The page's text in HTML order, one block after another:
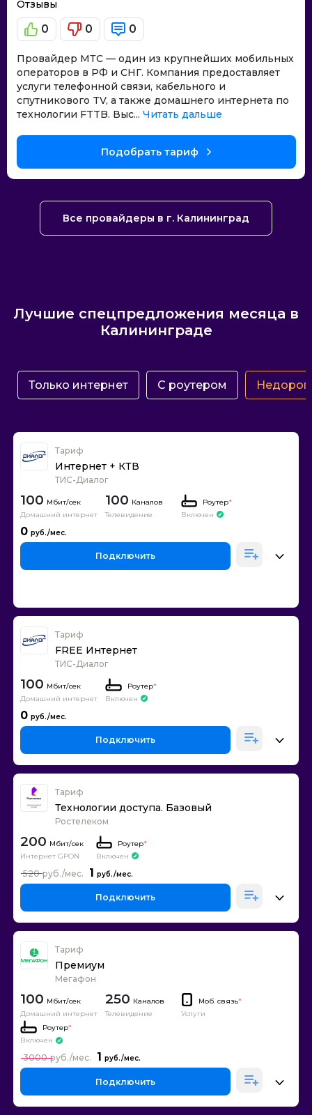
Отзывы
0 0 0
Провайдер МТС — один из крупнейших мобильных
операторов в РФ и СНГ. Компания предоставляет
услуги телефонной связи, кабельного и
спутникового TV, а также домашнего интернета по
технологии FTTB. Выс... Читать дальше
Подобрать тариф
Все провайдеры в г. Калининград
Лучшие спецпредложения месяца в
Калининграде
Только интернет С роутером
Тариф
Интернет + КТВ
ТИС-Диалог
100
Домашний интернет
100 Каналов
Телевидение
Роутер*
Включен
0
Подключить
Тариф
FREE Интернет
ТИС-Диалог
100
Домашний интернет
Роутер*
Включен
0
Подключить
Тариф
Технологии доступа. Базовый
Ростелеком
200
Интернет GPON
Роутер*
Включен
1
520
Подключить
Тариф
Премиум
Мегафон
100
Домашний интернет
250 Каналов
Телевидение
Моб. связь*
Услуги
Роутер*
Включен
1
3000
Подключить